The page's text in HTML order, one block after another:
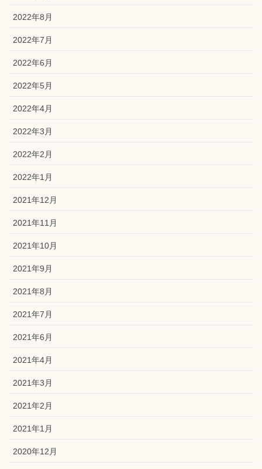
2022年8月
2022年7月
2022年6月
2022年5月
2022年4月
2022年3月
2022年2月
2022年1月
2021年12月
2021年11月
2021年10月
2021年9月
2021年8月
2021年7月
2021年6月
2021年4月
2021年3月
2021年2月
2021年1月
2020年12月